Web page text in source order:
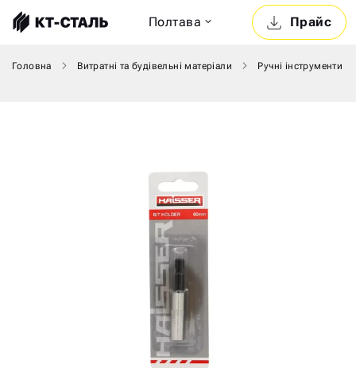
Прайс
Полтава
Головна Витратні та будівельні матеріали Ручні інструменти